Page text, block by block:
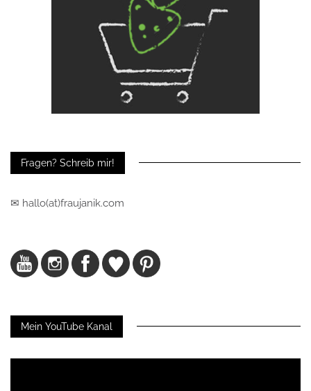
Fragen? Schreib mir!
✉ hallo(at)fraujanik.com
Mein YouTube Kanal